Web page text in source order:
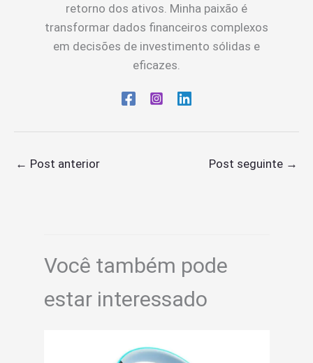
retorno dos ativos. Minha paixão é
transformar dados financeiros complexos
em decisões de investimento sólidas e
eficazes.
← Post anterior Post seguinte →
Você também pode
estar interessado